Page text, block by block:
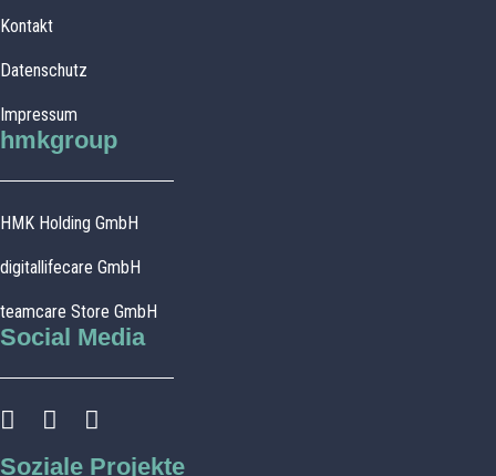
Kontakt
Datenschutz
Impressum
hmkgroup
HMK Holding GmbH
digitallifecare GmbH
teamcare Store GmbH
Social Media
Soziale Projekte